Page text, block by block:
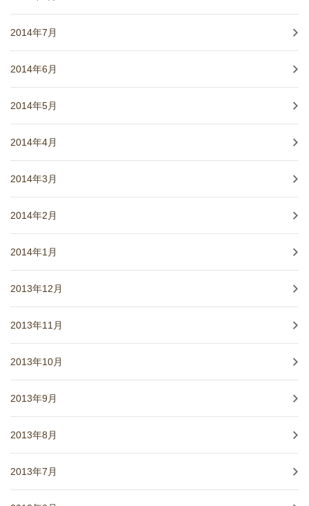
2014年7月
2014年6月
2014年5月
2014年4月
2014年3月
2014年2月
2014年1月
2013年12月
2013年11月
2013年10月
2013年9月
2013年8月
2013年7月